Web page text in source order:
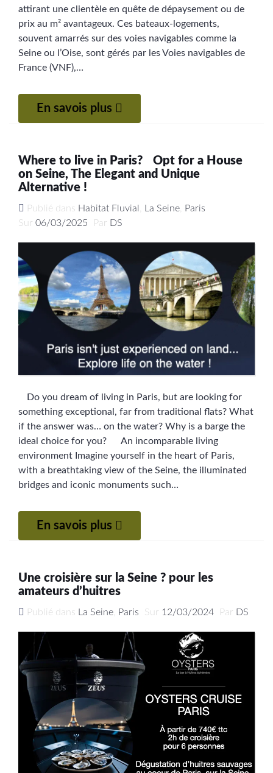
attirant une clientèle en quête de dépaysement ou de
prix au m² avantageux. Ces bateaux-logements,
souvent amarrés sur des voies navigables comme la
Seine ou l’Oise, sont gérés par les Voies navigables de
France (VNF),…
En savois plus
Where to live in Paris? Opt for a House
on Seine, The Elegant and Unique
Alternative !
Publié dans Habitat Fluvial La Seine
Paris
Sur 06/03/2025 Par DS
Do you dream of living in Paris, but are looking for
something exceptional, far from traditional flats? What
if the answer was… on the water? Why is a barge the
ideal choice for you? An incomparable living
environment Imagine yourself in the heart of Paris,
with a breathtaking view of the Seine, the illuminated
bridges and iconic monuments such…
En savois plus
Une croisière sur la Seine ? pour les
amateurs d’huitres
Publié dans La Seine Paris Sur 12/03/2024 Par DS